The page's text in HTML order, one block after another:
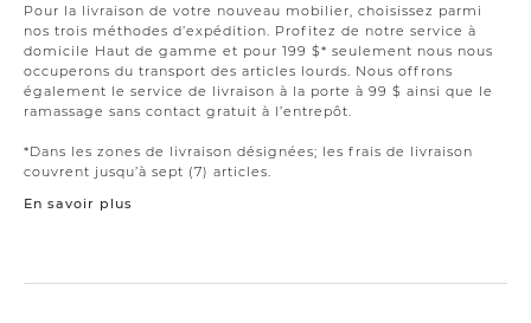
Pour la livraison de votre nouveau mobilier, choisissez parmi
nos trois méthodes d’expédition. Profitez de notre service à
domicile Haut de gamme et pour 199 $* seulement nous nous
occuperons du transport des articles lourds. Nous offrons
également le service de livraison à la porte à 99 $ ainsi que le
ramassage sans contact gratuit à l’entrepôt.
*Dans les zones de livraison désignées; les frais de livraison
couvrent jusqu’à sept (7) articles.
En savoir plus